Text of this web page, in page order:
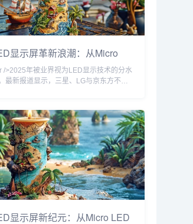
显示屏革新浪潮：从Micro
量产到AI驱动的户外广告新纪
/>2025年被业界视为LED显示技术的分水
最新报道显示，三星、LG与京东方不约
发布的110英寸无边框Micro LED电视，
间距已缩小至0.4毫米以下，峰值亮度突
尼特。与此同时，国内龙头企业利亚
洲明科技宣布，其Micro LED芯片巨量转
率已提升至99.999%，成本
显示屏新纪元：从Micro LED